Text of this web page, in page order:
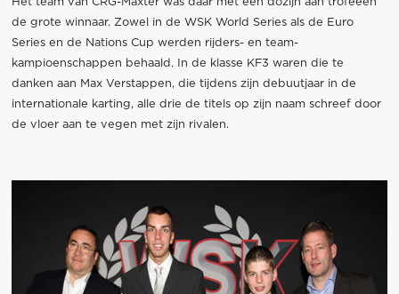
de grote winnaar. Zowel in de WSK World Series als de Euro
Series en de Nations Cup werden rijders- en team-
kampioenschappen behaald. In de klasse KF3 waren die te
danken aan Max Verstappen, die tijdens zijn debuutjaar in de
internationale karting, alle drie de titels op zijn naam schreef door
de vloer aan te vegen met zijn rivalen.